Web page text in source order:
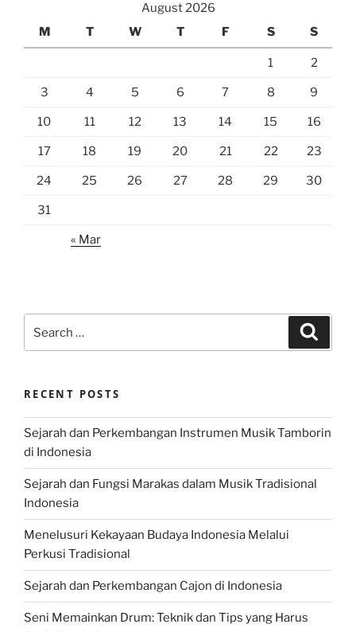
August 2026
M
T W T F S S
1 2
3 4 5 6 7 8 9
10 11 12 13 14 15 16
17 18 19 20 21 22 23
24 25 26 27 28 29 30
31
« Mar
for:
RECENT POSTS
Sejarah dan Perkembangan Instrumen Musik Tamborin
di Indonesia
Sejarah dan Fungsi Marakas dalam Musik Tradisional
Indonesia
Menelusuri Kekayaan Budaya Indonesia Melalui
Perkusi Tradisional
Sejarah dan Perkembangan Cajon di Indonesia
Seni Memainkan Drum: Teknik dan Tips yang Harus